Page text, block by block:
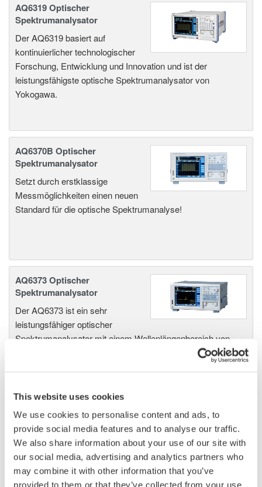
This website uses cookies
We use cookies to personalise content and ads, to
provide social media features and to analyse our traffic.
We also share information about your use of our site with
our social media, advertising and analytics partners who
may combine it with other information that you’ve
provided to them or that they’ve collected from your use
AQ6319 Optischer
Spektrumanalysator
Der AQ6319 basiert auf
kontinuierlicher technologischer
Forschung, Entwicklung und Innovation und ist der
leistungsfähigste optische Spektrumanalysator von
Yokogawa.
AQ6370B Optischer
Spektrumanalysator
Setzt durch erstklassige
Messmöglichkeiten einen neuen
Standard für die optische Spektrumanalyse!
AQ6373 Optischer
Spektrumanalysator
Der AQ6373 ist ein sehr
leistungsfähiger optischer
Spektrumanalysator mit einem Wellenlängenbereich von
350nm bis 1200nm, einschließlich des sichtbaren
AQ6375 Optischer
Spektrumanalysator
Der optische Spektrumanalysator
"LONG-WAVE" mit erstklassiger
optischer Leistung & Flexibilität und hoher